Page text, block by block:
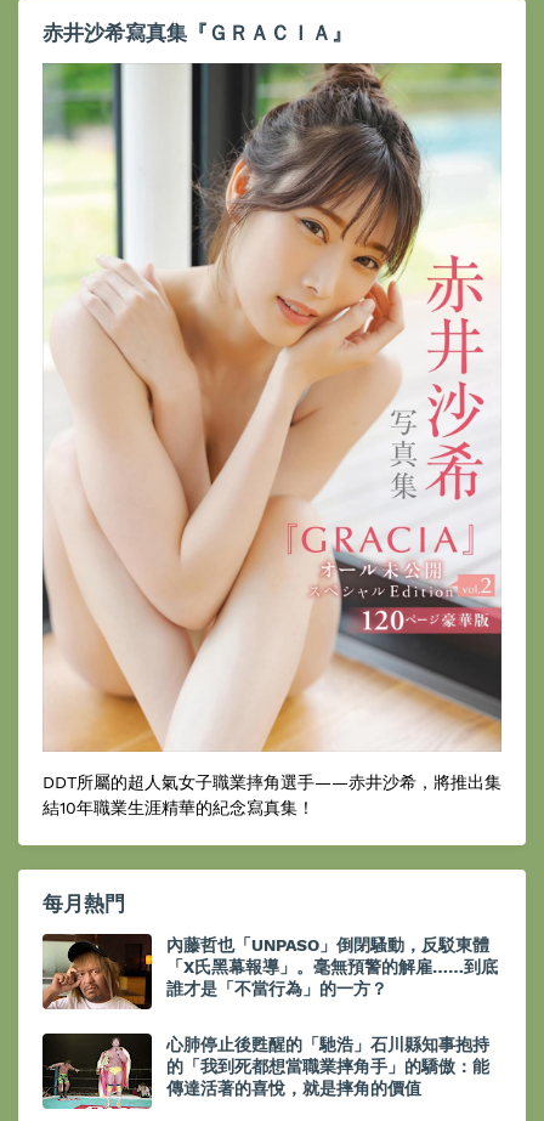
赤井沙希寫真集『ＧＲＡＣＩＡ』
DDT所屬的超人氣女子職業摔角選手——赤井沙希，將推出集
結10年職業生涯精華的紀念寫真集！
每月熱門
內藤哲也「UNPASO」倒閉騷動，反駁東體
「X氏黑幕報導」。毫無預警的解雇……到底
誰才是「不當行為」的一方？
心肺停止後甦醒的「馳浩」石川縣知事抱持
的「我到死都想當職業摔角手」的驕傲：能
傳達活著的喜悅，就是摔角的價值